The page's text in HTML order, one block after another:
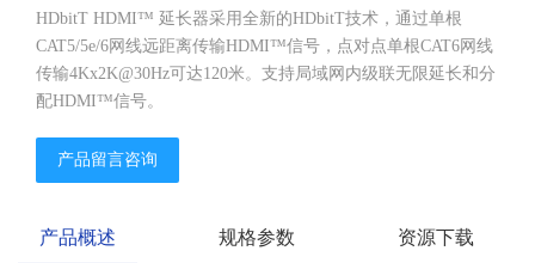
HDbitT HDMI™ 延长器采用全新的HDbitT技术，通过单根
CAT5/5e/6网线远距离传输HDMI™信号，点对点单根CAT6网线
传输4Kx2K@30Hz可达120米。支持局域网内级联无限延长和分
配HDMI™信号。
产品留言咨询
产品概述 规格参数 资源下载